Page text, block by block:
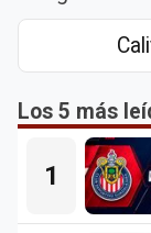
Los 5 más
1